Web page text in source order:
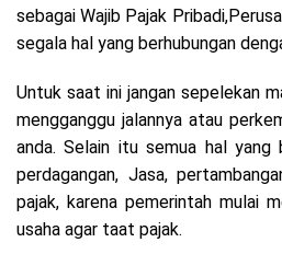
sebagai Wajib Pajak
segala hal yang berhubungan
Untuk saat ini jangan sepelekan
mengganggu jalannya atau
anda. Selain itu semua hal yang
perdagangan, Jasa,
pajak, karena pemerintah mulai
usaha agar taat pajak.